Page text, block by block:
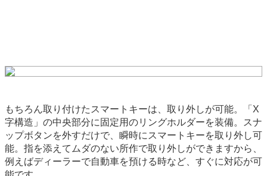
もちろん取り付けたスマートキーは、取り外しが可能。「X
字構造」の中央部分に固定用のリングホルダーを装備。スナ
ップボタンを外すだけで、瞬時にスマートキーを取り外し可
能。指を添えてムダのない所作で取り外しができますから、
例えばディーラーで自動車を預ける時など、すぐに対応が可